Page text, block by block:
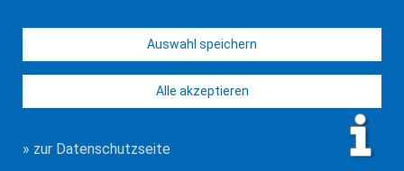
Alle Neuigkeiten
© J-H. Frank, Fachanwalt Erbrecht 2026
Auswahl speichern
Alle akzeptieren
» zur Datenschutzseite